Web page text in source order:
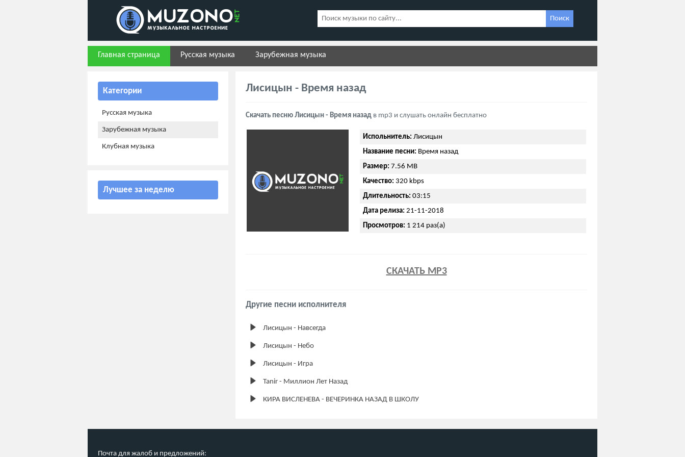
Поиск
Главная страница Русская музыка Зарубежная музыка
Лисицын - Время назад
Скачать песню Лисицын - Время назад в mp3 и слушать онлайн бесплатно
Испольнитель: Лисицын
Название песни: Время назад
Размер: 7.56 MB
Качество: 320 kbps
Длительность: 03:15
Дата релиза: 21-11-2018
Просмотров: 1 214 раз(а)
СКАЧАТЬ MP3
Другие песни исполнителя
Лисицын - Навсегда
Лисицын - Небо
Лисицын - Игра
Tanir - Миллион Лет Назад
КИРА ВИСЛЕНЕВА - ВЕЧЕРИНКА НАЗАД В ШКОЛУ
Категории
Русская музыка
Зарубежная музыка
Клубная музыка
Лучшее за неделю
Почта для жалоб и предложений: